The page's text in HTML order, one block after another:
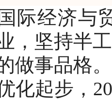
际经济与
，坚持半
做事品格
化起步，